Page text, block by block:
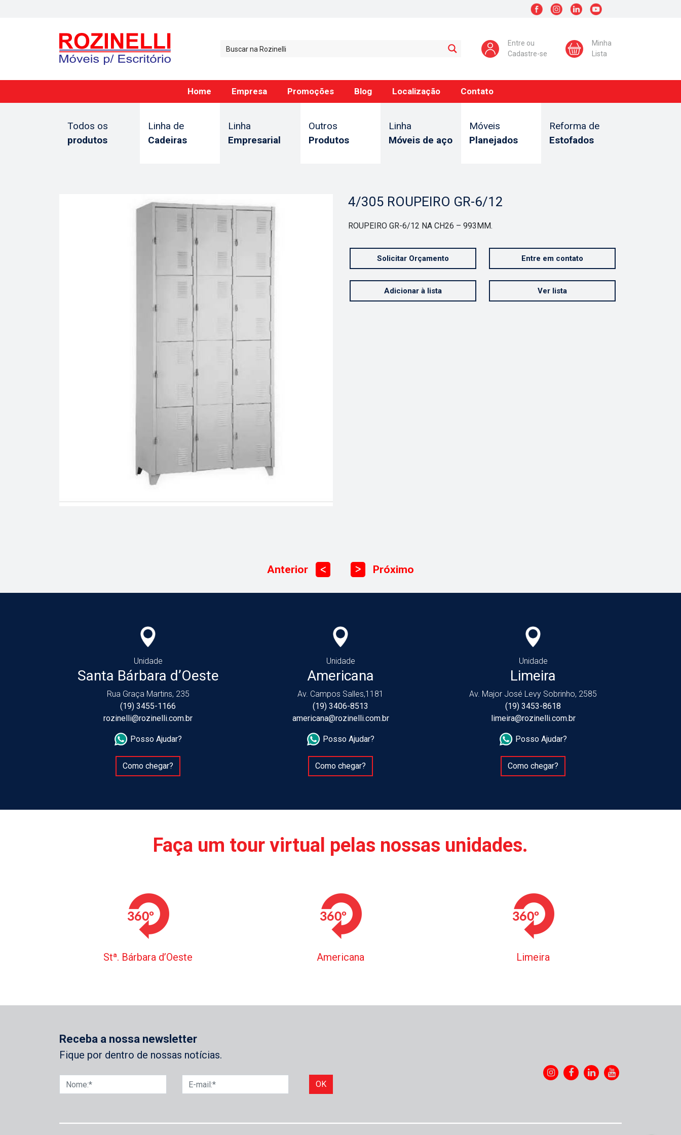
Entre ou
Cadastre-se
Minha
Lista
Home Empresa Promoções Blog Localização Contato
Todos os
produtos
Linha de
Cadeiras
Linha
Empresarial
Outros
Produtos
Linha
Móveis de aço
Móveis
Planejados
Reforma de
Estofados
4/305 ROUPEIRO GR-6/12
ROUPEIRO GR-6/12 NA CH26 – 993MM.
Solicitar Orçamento Entre em contato
Adicionar à lista Ver lista
Anterior ᐳ ᐳ Próximo
Unidade
Santa Bárbara d’Oeste
Rua Graça Martins, 235
(19) 3455-1166
rozinelli@rozinelli.com.br
Posso Ajudar?
Como chegar?
Unidade
Americana
Av. Campos Salles,1181
(19) 3406-8513
americana@rozinelli.com.br
Posso Ajudar?
Como chegar?
Unidade
Limeira
Av. Major José Levy Sobrinho, 2585
(19) 3453-8618
limeira@rozinelli.com.br
Posso Ajudar?
Como chegar?
Faça um tour virtual pelas nossas unidades.
Stª. Bárbara d’Oeste Americana Limeira
Receba a nossa newsletter
Fique por dentro de nossas notícias.
OK